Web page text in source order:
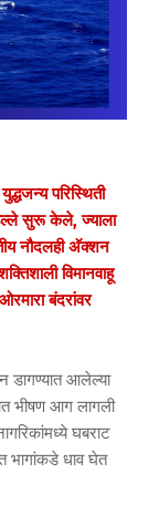
परिस्थिती
हल्ले सुरू केले, ज्याला
नौदलही अ‍ॅक्शन
विमानवाहू
बंदरांवर
डागण्यात आलेल्या
भीषण आग लागली
घबराट
भागांकडे धाव घेत